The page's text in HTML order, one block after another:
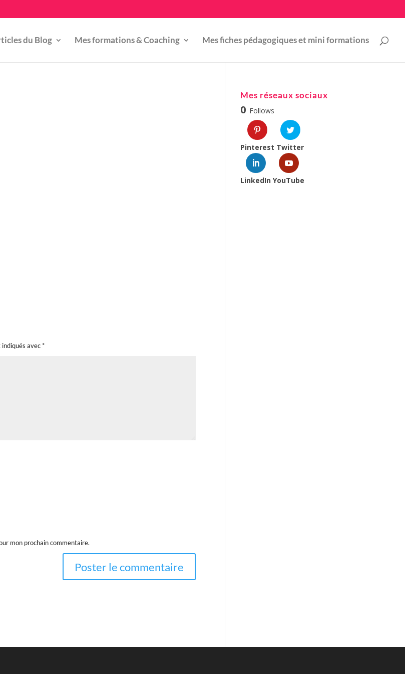
du Blog Mes formations & Coaching Mes fiches pédagogiques et mini formations
indiqués avec*
mon prochain commentaire.
Mes réseaux sociaux
0 Follows
Pinterest Twitter
LinkedIn YouTube